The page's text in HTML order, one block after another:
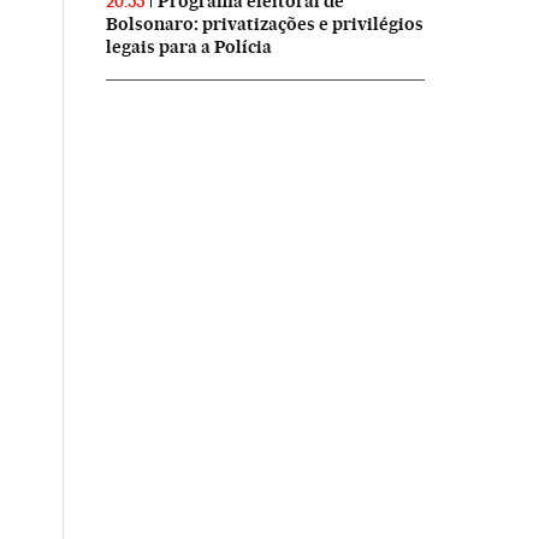
Bolsonaro: privatizações e privilégios
legais para a Polícia